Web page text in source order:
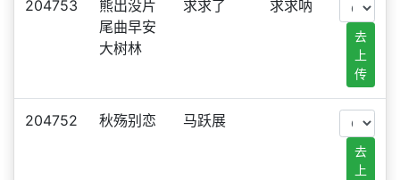
204753
熊出没片
尾曲早安
大树林
求求了 求求呐
去
上
传
204752 秋殇别恋 马跃展
去
上